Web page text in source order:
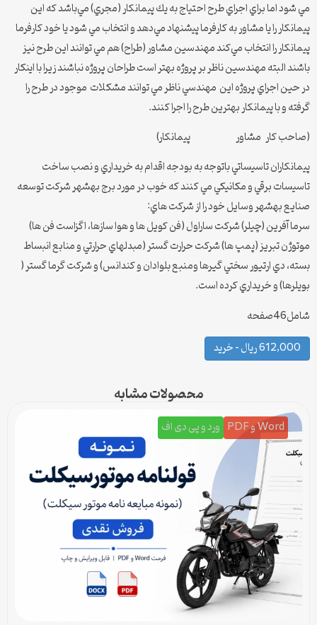
مي شود اما براي اجراي طرح احتياج به يك پيمانكار (مجري) مي‌باشد كه اين
پيمانكار را يا مشاور به كارفرما پيشنهاد مي‌دهد و انتخاب مي شود يا خود كارفرما
پيمانكار را انتخاب مي‌كند مهندسين مشاور (طراح) هم مي توانند اين طرح نيز
باشند البته مهندسين ناظر بر پروژه بهتر است طراحان پروژه نباشند زيرا با اينكار
در حين اجراي پروژه اين مهندسي ناظر مي توانند مشكلات موجود در طرح را
گرفته و با پيمانكار بهترين طرح را اجرا كنند.
(صاحب كار مشاور پيمانكار)
پيمانكاران تاسيساتي باتوجه به بودجه اقدام به خريداري و نصب ساخت
تاسيسات برقي و مكانيكي مي كنند كه خوب در مورد برج بهشهر شركت توسعه
صنايع بهشهر وسايل خود را از شركت هاي:
سرما آفرين (چيلر) شركت ساراول (فن كويل ها و هوا سازها، اگزاست فن ها)
موتوژن تبريز (پمپ ها) شركت حرارت گستر (مبدلهاي حرارتي و منابع انبساط
بسته، دي ارتيور سختي گيرها ومنبع بلوادان و كندانس) و شركت گرما گستر (
بويلرها) و خريداري كرده است.
شامل46صفحه
612,000 ریال – خرید
محصولات مشابه
Word و PDF ورد و پی دی اف